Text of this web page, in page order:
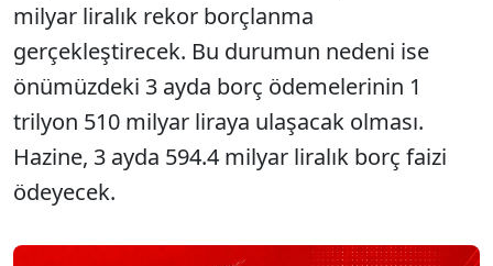
milyar liralık rekor borçlanma
gerçekleştirecek. Bu durumun nedeni ise
önümüzdeki 3 ayda borç ödemelerinin 1
trilyon 510 milyar liraya ulaşacak olması.
Hazine, 3 ayda 594.4 milyar liralık borç faizi
ödeyecek.